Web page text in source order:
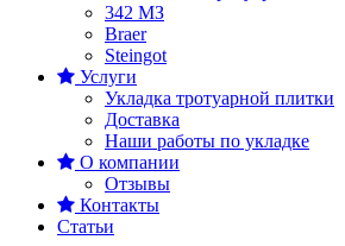
342 MЗ
Braer
Steingot
Услуги
Укладка тротуарной плитки
Доставка
Наши работы по укладке
О компании
Отзывы
Контакты
Статьи